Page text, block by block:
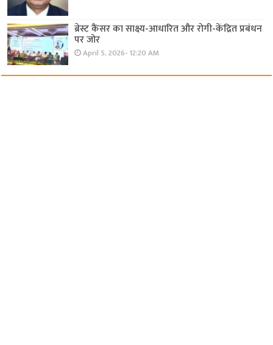
ब्रेस्ट कैंसर का साक्ष्य-आधारित और रोगी-केंद्रित प्रबंधन
पर जोर
April 5, 2026- 12:20 AM